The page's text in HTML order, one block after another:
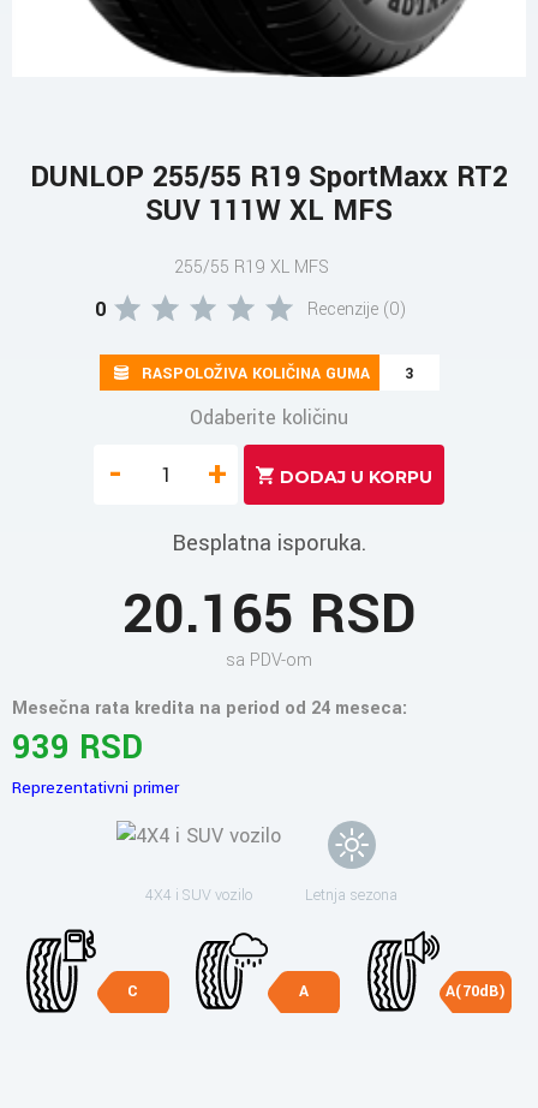
DUNLOP 255/55 R19 SportMaxx RT2
SUV 111W XL MFS
255/55 R19 XL MFS
0 Recenzije (0)
RASPOLOŽIVA KOLIČINA GUMA 3
Odaberite količinu
- +
Besplatna isporuka.
20.165 RSD
sa PDV-om
Mesečna rata kredita na period od 24 meseca:
939 RSD
Reprezentativni primer
4X4 i SUV vozilo Letnja sezona
C A A(70dB)